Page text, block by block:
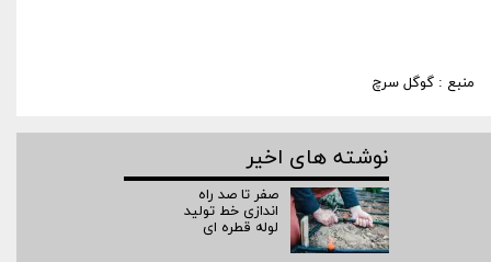
منبع : گوگل سرچ
نوشته های اخیر
صفر تا صد راه‌
اندازی خط تولید
لوله قطره ای